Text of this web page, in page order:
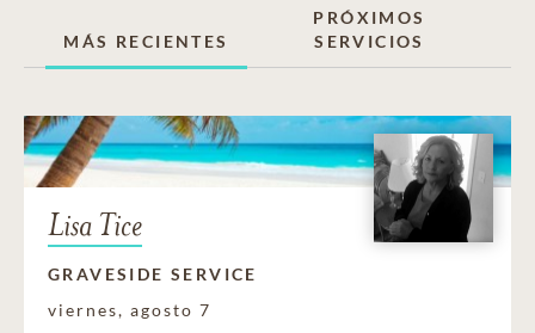
MÁS RECIENTES
PRÓXIMOS
SERVICIOS
Lisa Tice
GRAVESIDE SERVICE
viernes, agosto 7